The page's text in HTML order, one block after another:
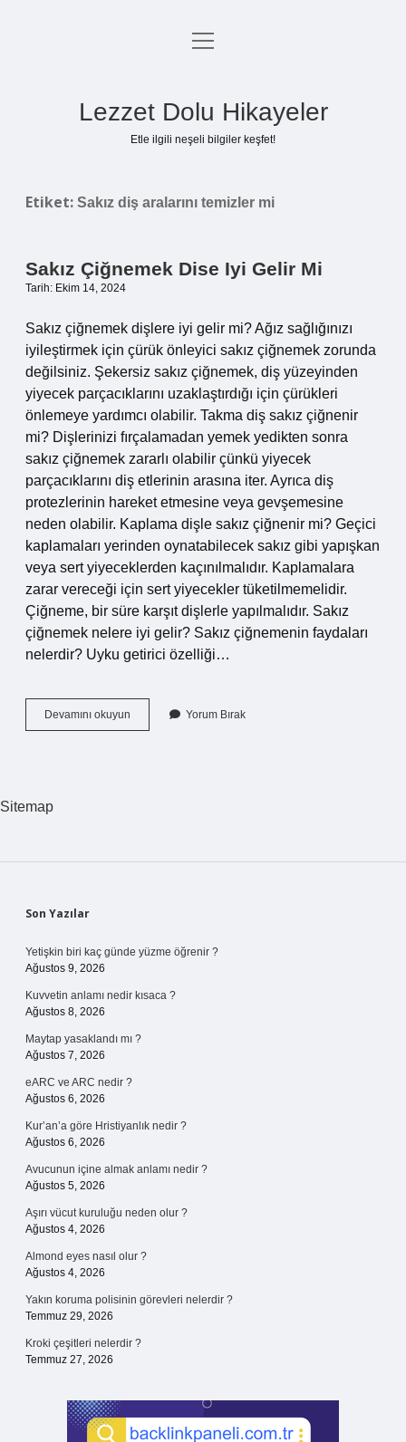
Anasayfa
menüyü
Lezzet Dolu Hikayeler
Etle ilgili neşeli bilgiler keşfet!
Etiket: Sakız diş aralarını temizler mi
Sakız Çiğnemek Dise Iyi Gelir Mi
Tarih: Ekim 14, 2024
Sakız çiğnemek dişlere iyi gelir mi? Ağız sağlığınızı
iyileştirmek için çürük önleyici sakız çiğnemek zorunda
değilsiniz. Şekersiz sakız çiğnemek, diş yüzeyinden
yiyecek parçacıklarını uzaklaştırdığı için çürükleri
önlemeye yardımcı olabilir. Takma diş sakız çiğnenir
mi? Dişlerinizi fırçalamadan yemek yedikten sonra
sakız çiğnemek zararlı olabilir çünkü yiyecek
parçacıklarını diş etlerinin arasına iter. Ayrıca diş
protezlerinin hareket etmesine veya gevşemesine
neden olabilir. Kaplama dişle sakız çiğnenir mi? Geçici
kaplamaları yerinden oynatabilecek sakız gibi yapışkan
veya sert yiyeceklerden kaçınılmalıdır. Kaplamalara
zarar vereceği için sert yiyecekler tüketilmemelidir.
Çiğneme, bir süre karşıt dişlerle yapılmalıdır. Sakız
çiğnemek nelere iyi gelir? Sakız çiğnemenin faydaları
nelerdir? Uyku getirici özelliği…
Devamını okuyun
Çiğnemek
Yorum Bırak
Sitemap
Sidebar
Son Yazılar
Yetişkin biri kaç günde yüzme öğrenir ?
Ağustos 9, 2026
Kuvvetin anlamı nedir kısaca ?
Ağustos 8, 2026
Maytap yasaklandı mı ?
Ağustos 7, 2026
eARC ve ARC nedir ?
Ağustos 6, 2026
Kur’an’a göre Hristiyanlık nedir ?
Ağustos 6, 2026
Avucunun içine almak anlamı nedir ?
Ağustos 5, 2026
Aşırı vücut kuruluğu neden olur ?
Ağustos 4, 2026
Almond eyes nasıl olur ?
Ağustos 4, 2026
Yakın koruma polisinin görevleri nelerdir ?
Temmuz 29, 2026
Kroki çeşitleri nelerdir ?
Temmuz 27, 2026